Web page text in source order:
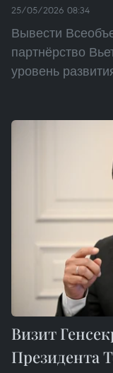
25/05/2026 08:34
Вывести
партнёрство
уровень
Визит
Президента